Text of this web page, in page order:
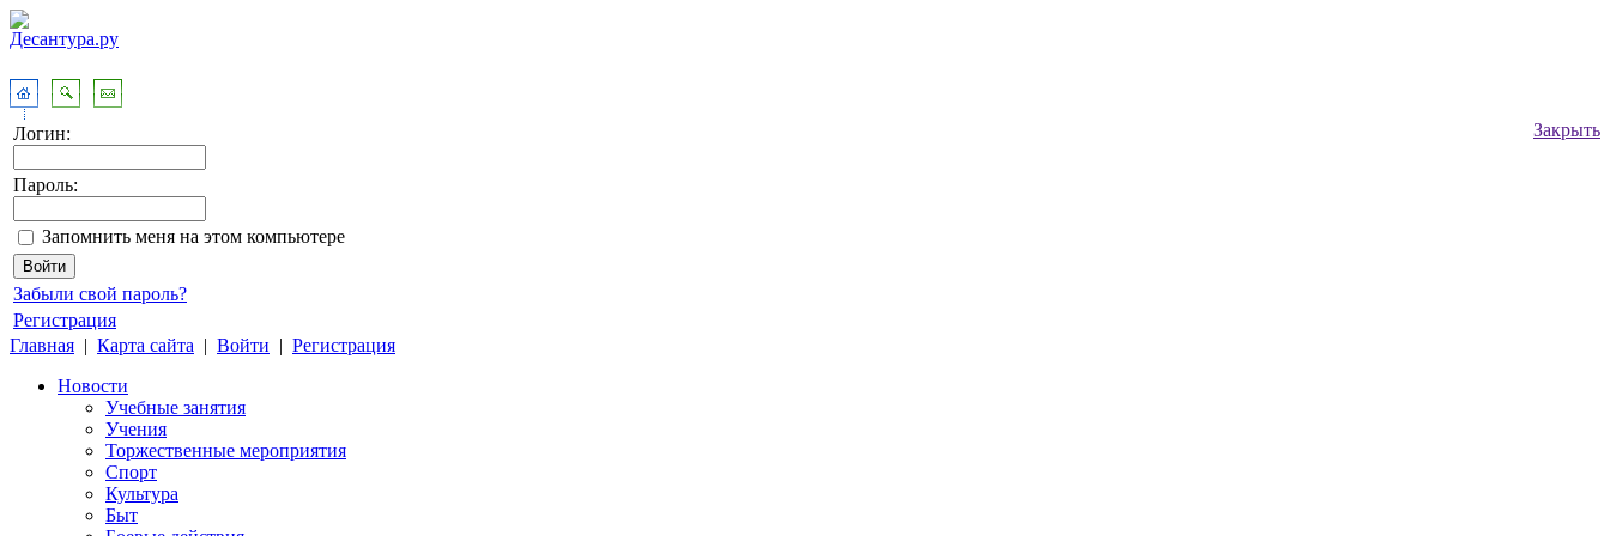
Закрыть
Логин:
Пароль:
Запомнить меня на этом компьютере
Забыли свой пароль?
Регистрация
Главная | Карта сайта | Войти | Регистрация
Новости
Учебные занятия
Учения
Торжественные мероприятия
Спорт
Культура
Быт